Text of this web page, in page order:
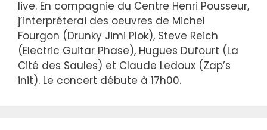
live. En compagnie du Centre Henri Pousseur,
j’interpréterai des oeuvres de Michel
Fourgon (Drunky Jimi Plok), Steve Reich
(Electric Guitar Phase), Hugues Dufourt (La
Cité des Saules) et Claude Ledoux (Zap’s
init). Le concert débute à 17h00.